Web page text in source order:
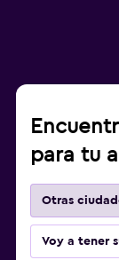
para tu
Otras
Voy a tener